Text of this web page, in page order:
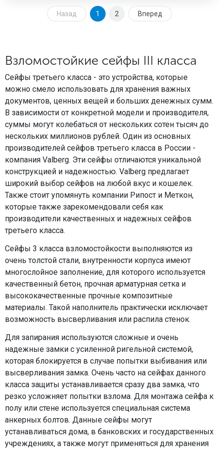
Назад 1 2 Вперед
Взломостойкие сейфы III класса
Сейфы третьего класса - это устройства, которые
можно смело использовать для хранения важных
документов, ценных вещей и больших денежных сумм.
В зависимости от конкретной модели и производителя,
суммы могут колебаться от нескольких сотен тысяч до
нескольких миллионов рублей. Один из основных
производителей сейфов третьего класса в России -
компания Valberg. Эти сейфы отличаются уникальной
конструкцией и надежностью. Valberg предлагает
широкий выбор сейфов на любой вкус и кошелек.
Также стоит упомянуть компании Рипост и Меткон,
которые также зарекомендовали себя как
производители качественных и надежных сейфов
третьего класса.
Сейфы 3 класса взломостойкости выполняются из
очень толстой стали, внутренности корпуса имеют
многослойное заполнение, для которого используется
качественный бетон, прочная арматурная сетка и
высококачественные прочные композитные
материалы. Такой наполнитель практически исключает
возможность высверливания или распила стенок.
Для запирания используются сложные и очень
надежные замки с усиленной ригельной системой,
которая блокируется в случае попытки выбивания или
высверливания замка. Очень часто на сейфах данного
класса защиты устанавливается сразу два замка, что
резко усложняет попытки взлома. Для монтажа сейфа к
полу или стене используется специальная система
анкерных болтов. Данные сейфы могут
устанавливаться дома, в банковских и государственных
учреждениях, а также могут применяться для хранения